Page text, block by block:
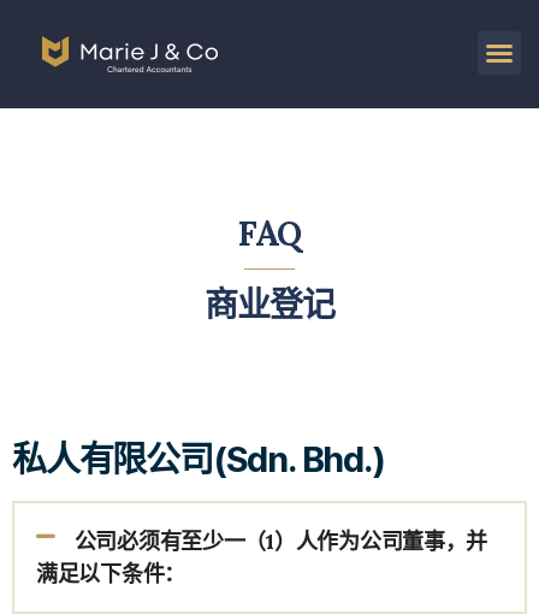
FAQ
商业登记
私人有限公司(Sdn. Bhd.)
公司必须有至少一（1）人作为公司董事，并
满足以下条件：